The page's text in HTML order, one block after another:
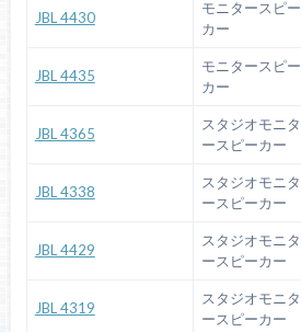
JBL 4430
モニタースピー
カー
JBL 4435
モニタースピー
カー
JBL 4365
スタジオモニタ
ースピーカー
JBL 4338
スタジオモニタ
ースピーカー
JBL 4429
スタジオモニタ
ースピーカー
JBL 4319
スタジオモニタ
ースピーカー